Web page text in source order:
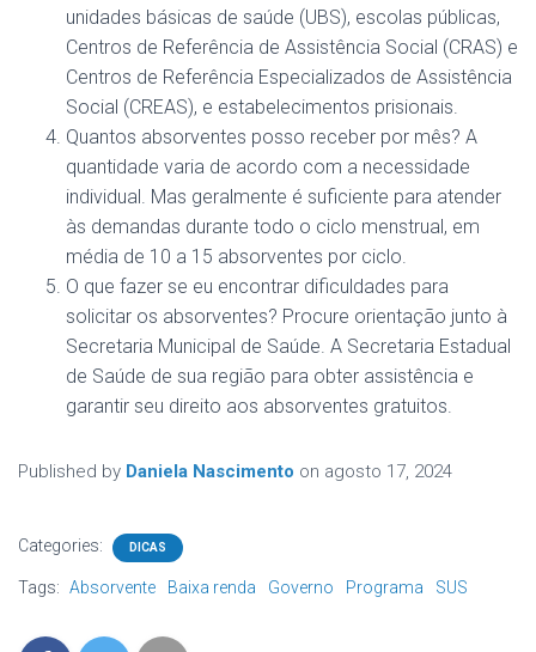
unidades básicas de saúde (UBS), escolas públicas,
Centros de Referência de Assistência Social (CRAS) e
Centros de Referência Especializados de Assistência
Social (CREAS), e estabelecimentos prisionais.
Quantos absorventes posso receber por mês? A
quantidade varia de acordo com a necessidade
individual. Mas geralmente é suficiente para atender
às demandas durante todo o ciclo menstrual, em
média de 10 a 15 absorventes por ciclo.
O que fazer se eu encontrar dificuldades para
solicitar os absorventes? Procure orientação junto à
Secretaria Municipal de Saúde. A Secretaria Estadual
de Saúde de sua região para obter assistência e
garantir seu direito aos absorventes gratuitos.
Published by Daniela Nascimento on agosto 17, 2024
Categories: DICAS
Tags: Absorvente Baixa renda Governo Programa SUS